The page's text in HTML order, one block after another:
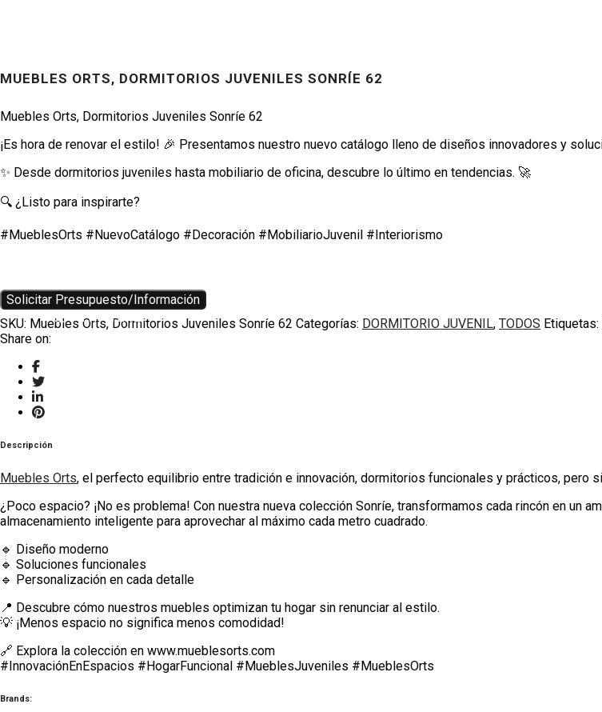
Productos
MUEBLES ORTS, DORMITORIOS JUVENILES SONRÍE 62
Muebles Orts, Dormitorios Juveniles Sonríe 62
¡Es hora de renovar el estilo! 🎉 Presentamos nuestro nuevo catálogo lleno de diseños innovadores y
✨ Desde dormitorios juveniles hasta mobiliario de oficina, descubre lo último en tendencias. 🚀
🔍 ¿Listo para inspirarte?
#MueblesOrts #NuevoCatálogo #Decoración #MobiliarioJuvenil #Interiorismo
Solicitar Presupuesto/Información
SKU: Muebles Orts, Dormitorios Juveniles Sonríe 62 Categorías: DORMITORIO JUVENIL, TODOS Etiquetas:
Share on:
Descripción
Muebles Orts, el perfecto equilibrio entre tradición e innovación, dormitorios funcionales y prácticos, pero
¿Poco espacio? ¡No es problema! Con nuestra nueva colección Sonríe, transformamos cada rincón en un
almacenamiento inteligente para aprovechar al máximo cada metro cuadrado.
🔹 Diseño moderno
🔹 Soluciones funcionales
🔹 Personalización en cada detalle
📍 Descubre cómo nuestros muebles optimizan tu hogar sin renunciar al estilo.
💡 ¡Menos espacio no significa menos comodidad!
🔗 Explora la colección en www.mueblesorts.com
#InnovaciónEnEspacios #HogarFuncional #MueblesJuveniles #MueblesOrts
Brands:
TWITTER